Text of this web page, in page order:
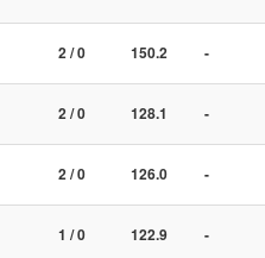
2 / 0 150.2 -
2 / 0 128.1 -
2 / 0 126.0 -
1 / 0 122.9 -